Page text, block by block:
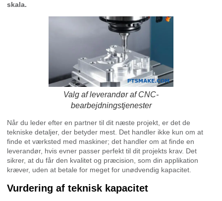
skala.
Valg af leverandør af CNC-
bearbejdningstjenester
Når du leder efter en partner til dit næste projekt, er det de
tekniske detaljer, der betyder mest. Det handler ikke kun om at
finde et værksted med maskiner; det handler om at finde en
leverandør, hvis evner passer perfekt til dit projekts krav. Det
sikrer, at du får den kvalitet og præcision, som din applikation
kræver, uden at betale for meget for unødvendig kapacitet.
Vurdering af teknisk kapacitet